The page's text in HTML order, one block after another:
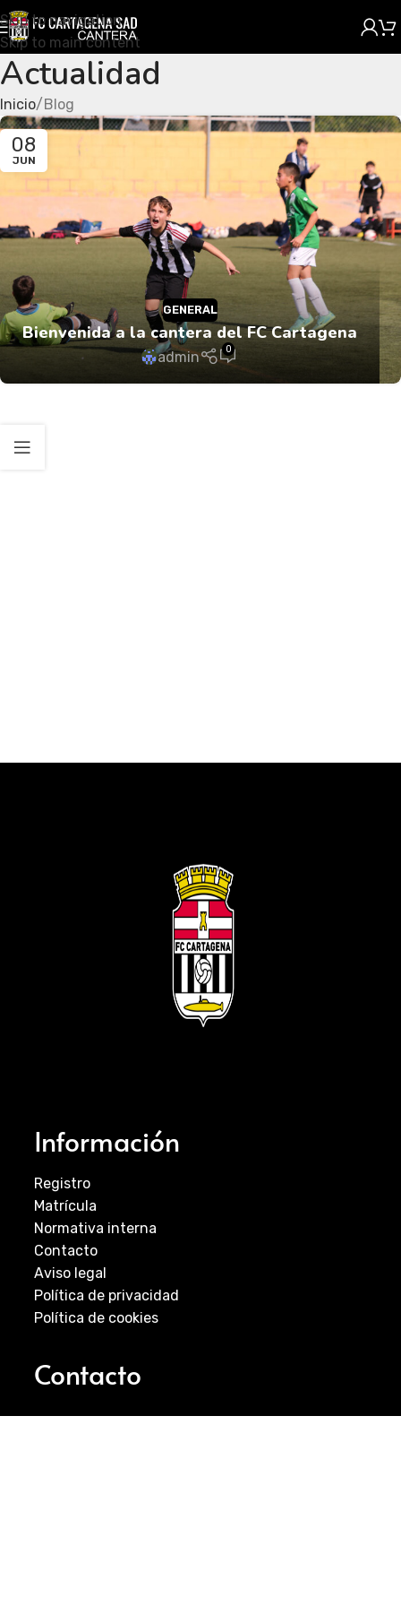
Skip to navigation
Skip to main content
Actualidad
Inicio Blog
08
JUN
GENERAL
Bienvenida a la cantera del FC Cartagena
admin 0
Información
Registro
Matrícula
Normativa interna
Contacto
Aviso legal
Política de privacidad
Política de cookies
Contacto
EMAIL: